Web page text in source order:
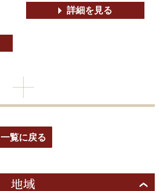
詳細を見る
一覧に戻る
地域